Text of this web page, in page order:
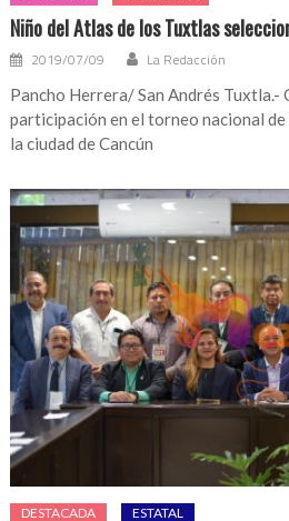
Niño del Atlas de los Tuxtlas
2019/07/09 La Redacción
Pancho Herrera/ San Andrés Tuxtla.-
participación en el torneo nacional
la ciudad de Cancún
DESTACADA ESTATAL